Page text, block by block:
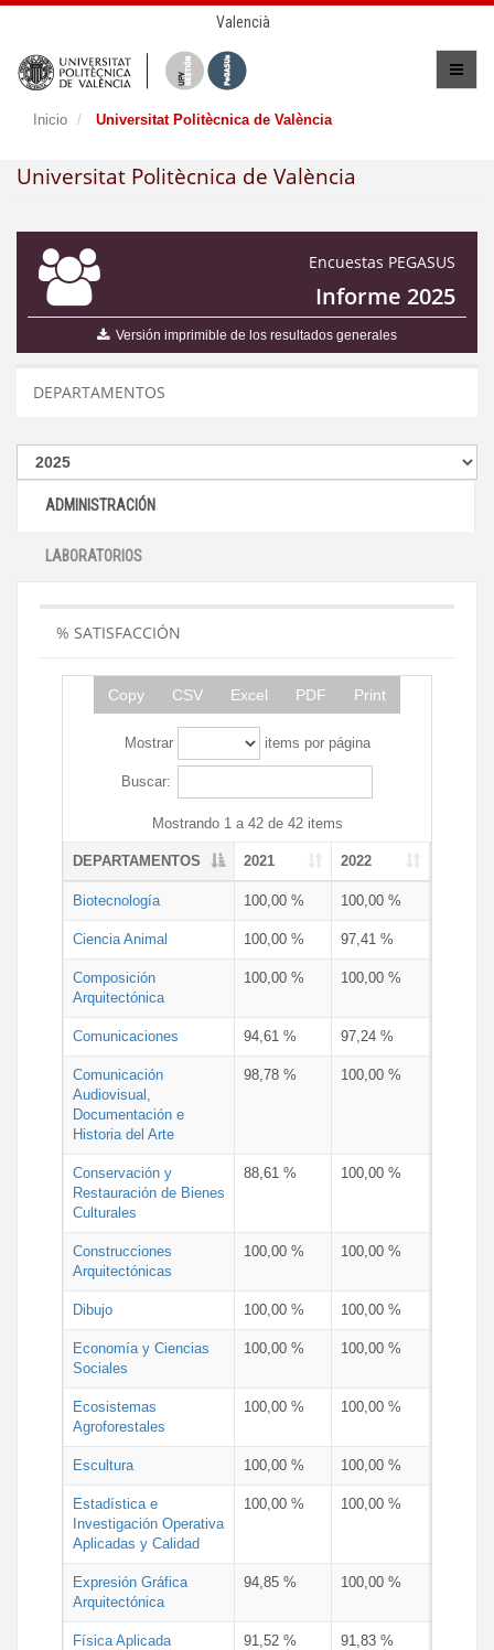
Valencià
Inicio Universitat Politècnica de València
Universitat Politècnica de València
Encuestas PEGASUS
Informe 2025
Versión imprimible de los resultados generales
DEPARTAMENTOS
ADMINISTRACIÓN
LABORATORIOS
% SATISFACCIÓN
Copy CSV Excel PDF Print
Mostrar items por página
Buscar:
Mostrando 1 a 42 de 42 items
DEPARTAMENTOS 2021 2022
Biotecnología 100,00 % 100,00 %
Ciencia Animal 100,00 % 97,41 %
Composición
Arquitectónica
100,00 % 100,00 %
Comunicaciones 94,61 % 97,24 %
Comunicación
Audiovisual,
Documentación e
Historia del Arte
98,78 % 100,00 %
Conservación y
Restauración de Bienes
Culturales
88,61 % 100,00 %
Construcciones
Arquitectónicas
100,00 % 100,00 %
Dibujo 100,00 % 100,00 %
Economía y Ciencias
Sociales
100,00 % 100,00 %
Ecosistemas
Agroforestales
100,00 % 100,00 %
Escultura 100,00 % 100,00 %
Estadística e
Investigación Operativa
Aplicadas y Calidad
100,00 % 100,00 %
Expresión Gráfica
Arquitectónica
94,85 % 100,00 %
Física Aplicada 91,52 % 91,83 %